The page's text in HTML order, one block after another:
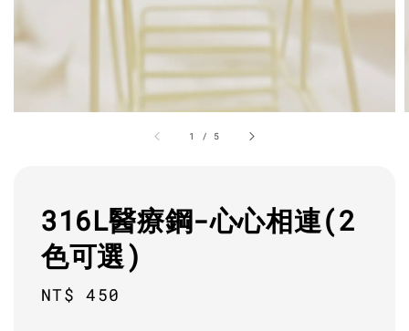
1 / 5
316L醫療鋼-心心相連(2
色可選)
Regular
NT$ 450